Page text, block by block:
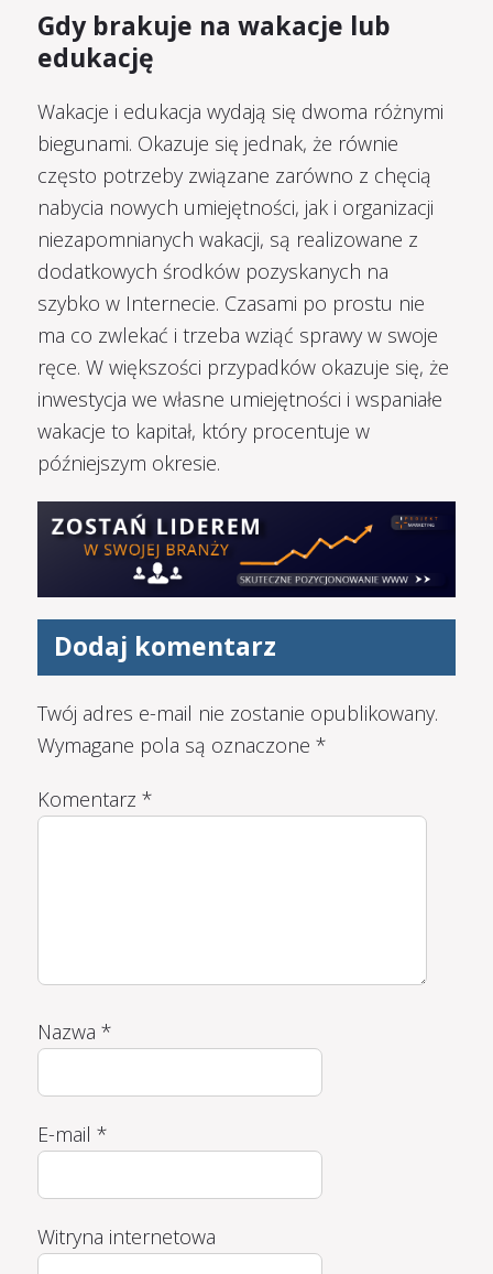
Gdy brakuje na wakacje lub
edukację
Wakacje i edukacja wydają się dwoma różnymi
biegunami. Okazuje się jednak, że równie
często potrzeby związane zarówno z chęcią
nabycia nowych umiejętności, jak i organizacji
niezapomnianych wakacji, są realizowane z
dodatkowych środków pozyskanych na
szybko w Internecie. Czasami po prostu nie
ma co zwlekać i trzeba wziąć sprawy w swoje
ręce. W większości przypadków okazuje się, że
inwestycja we własne umiejętności i wspaniałe
wakacje to kapitał, który procentuje w
późniejszym okresie.
Dodaj komentarz
Twój adres e-mail nie zostanie opublikowany.
Wymagane pola są oznaczone *
Komentarz *
Nazwa *
E-mail *
Witryna internetowa